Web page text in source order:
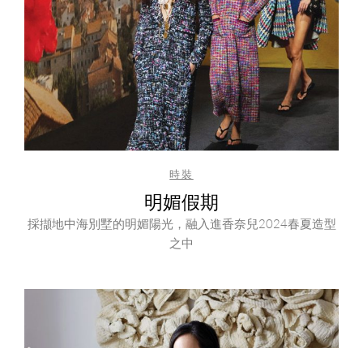
時裝
明媚假期
採擷地中海別墅的明媚陽光，融入進香奈兒2024春夏造型
之中